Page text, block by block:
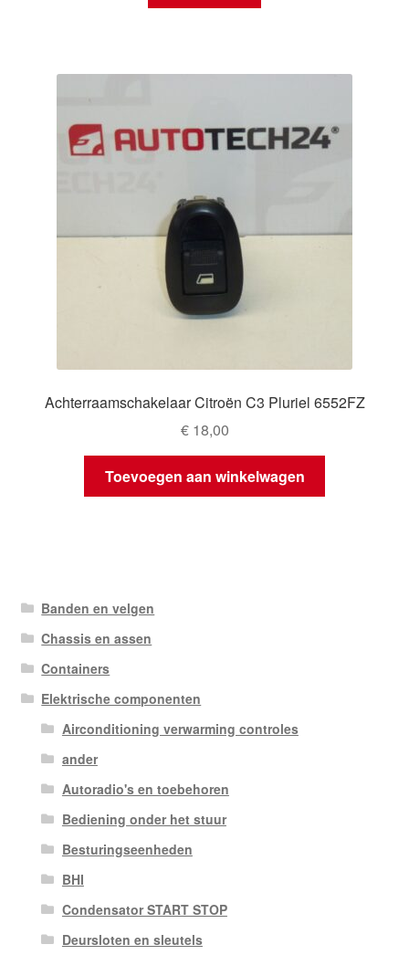
Achterraamschakelaar Citroën C3 Pluriel 6552FZ
€18,00
Toevoegen aan winkelwagen
Banden en velgen
Chassis en assen
Containers
Elektrische componenten
Airconditioning verwarming controles
ander
Autoradio's en toebehoren
Bediening onder het stuur
Besturingseenheden
BHI
Condensator START STOP
Deursloten en sleutels